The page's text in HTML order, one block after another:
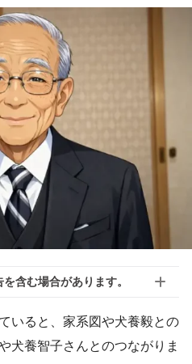
含む場合があります。
いると、家系図や犬養毅との
犬養智子さんとのつながりま